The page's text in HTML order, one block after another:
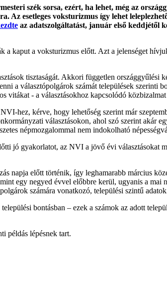
szék sorsa, ezért, ha lehet, még az
esetleges voksturizmus így lehet
az adatszolgáltatást, január első keddjétől
a kaput a voksturizmus előtt. Azt a jelenséget
tisztaságát. Akkori független országgyűlési
a választópolgárok számát települések szerinti
vitákat - a választásokhoz kapcsolódó
hez, kérve, hogy lehetőség szerint már
választásokon, ahol szó szerint akár
népmozgalommal nem indokolható
jó gyakorlatot, az NVI a jövő évi választásokat
napja előtt történik, így leghamarabb március
egy negyed évvel előbbre kerül, ugyanis a mai
számára vonatkozó, települési szintű
települési bontásban – ezek a számok az adott
példás lépésnek tart.